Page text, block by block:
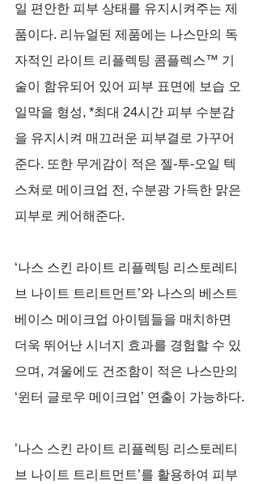
일 편안한 피부 상태를 유지시켜주는 제
품이다. 리뉴얼된 제품에는 나스만의 독
자적인 라이트 리플렉팅 콤플렉스™ 기
술이 함유되어 있어 피부 표면에 보습 오
일막을 형성, *최대 24시간 피부 수분감
을 유지시켜 매끄러운 피부결로 가꾸어
준다. 또한 무게감이 적은 젤-투-오일 텍
스쳐로 메이크업 전, 수분광 가득한 맑은
피부로 케어해준다.
‘나스 스킨 라이트 리플렉팅 리스토레티
브 나이트 트리트먼트’와 나스의 베스트
베이스 메이크업 아이템들을 매치하면
더욱 뛰어난 시너지 효과를 경험할 수 있
으며, 겨울에도 건조함이 적은 나스만의
‘윈터 글로우 메이크업’ 연출이 가능하다.
’나스 스킨 라이트 리플렉팅 리스토레티
브 나이트 트리트먼트’를 활용하여 피부